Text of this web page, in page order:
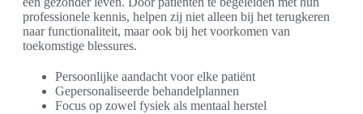
professionele kennis, helpen zij niet alleen bij het terugkeren
naar functionaliteit, maar ook bij het voorkomen van
toekomstige blessures.
Persoonlijke aandacht voor elke patiënt
Gepersonaliseerde behandelplannen
Focus op zowel fysiek als mentaal herstel